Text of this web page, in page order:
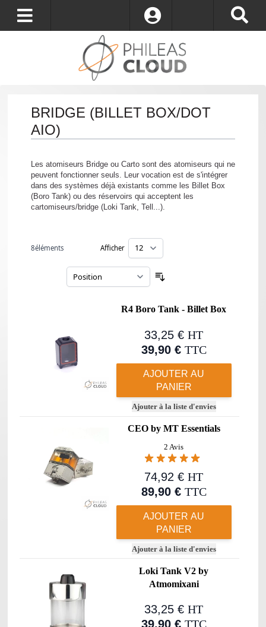
S’identifier
BRIDGE (BILLET BOX/DOT
AIO)
Les atomiseurs Bridge ou Carto sont des atomiseurs qui ne
peuvent fonctionner seuls. Leur vocation est de s'intégrer
dans des systèmes déjà existants comme les Billet Box
(Boro Tank) ou des réservoirs qui acceptent les
cartomiseurs/bridge (Loki Tank, Tell...).
8éléments Afficher
par page
Trier par
R4 Boro Tank - Billet Box
33,25 € HT
39,90 € TTC
AJOUTER AU
PANIER
Ajouter à la liste d'envies
CEO by MT Essentials
2 Avis
74,92 € HT
89,90 € TTC
AJOUTER AU
PANIER
Ajouter à la liste d'envies
Loki Tank V2 by
Atmomixani
33,25 € HT
39,90 € TTC